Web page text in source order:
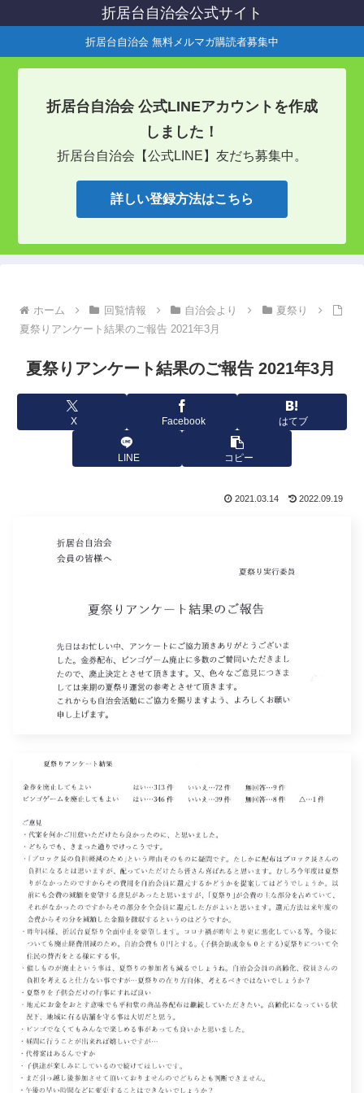
折居台自治会公式サイト
折居台自治会 無料メルマガ購読者募集中
折居台自治会 公式LINEアカウントを作成
しました！
折居台自治会【公式LINE】友だち募集中。
詳しい登録方法はこちら
ホーム 回覧情報 自治会より
夏祭り
夏祭りアンケート結果のご報告 2021年3月
夏祭りアンケート結果のご報告 2021年3月
X Facebook はてブ
LINE コピー
2021.03.14 2022.09.19